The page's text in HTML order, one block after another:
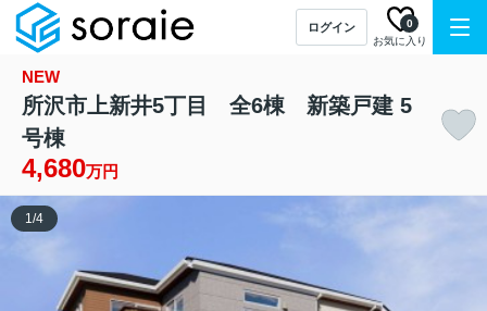
ログイン
お気に入り
0
NEW
所沢市上新井5丁目 全6棟 新築戸建 5
号棟
4,680万円
1/4